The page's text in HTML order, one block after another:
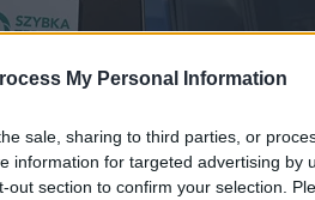
My Personal Information
sale, sharing to third parties, or
information for targeted advertising by
out section to confirm your selection.
Pacjenci wciąż